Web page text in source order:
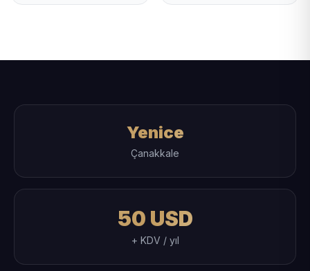
Yenice
Çanakkale
50 USD
+ KDV / yıl